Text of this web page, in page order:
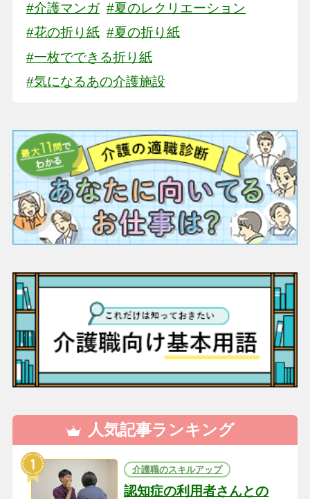
#介護マンガ #夏のレクリエーション
#花の折り紙 #夏の折り紙
#一枚でできる折り紙
#気になるあの介護施設
人気記事ランキング
介護職のスキルアップ
認知症の利用者さんとの